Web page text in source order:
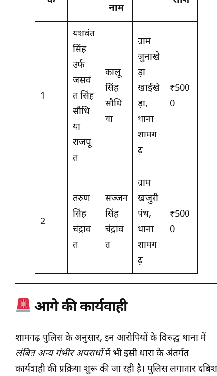
नाम
1
यशवंत
सिंह
उर्फ
जसवं
त सिंह
सौधि
या
राजपू
त
कालू
सिंह
सौधि
या
ग्राम
जुनाखे
ड़ा
खाईखे
ड़ा,
थाना
शामग
ढ़
₹500
0
2
तरुण
सिंह
चंद्राव
त
सज्जन
सिंह
चंद्राव
त
ग्राम
खजुरी
पंथ,
थाना
शामग
ढ़
₹500
0
आगे की कार्यवाही
शामगढ़ पुलिस के अनुसार, इन आरोपियों के विरुद्ध थाना में
लंबित अन्य गंभीर अपराधोंमें भी इसी धारा के अंतर्गत
कार्यवाही की प्रक्रिया शुरू की जा रही है। पुलिस लगातार दबिश